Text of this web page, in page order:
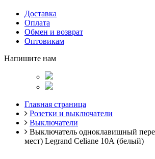
Доставка
Оплата
Обмен и возврат
Оптовикам
Напишите нам
Главная страница
Розетки и выключатели
Выключатели
Выключатель одноклавишный
мест) Legrand Celiane 10А (белый)